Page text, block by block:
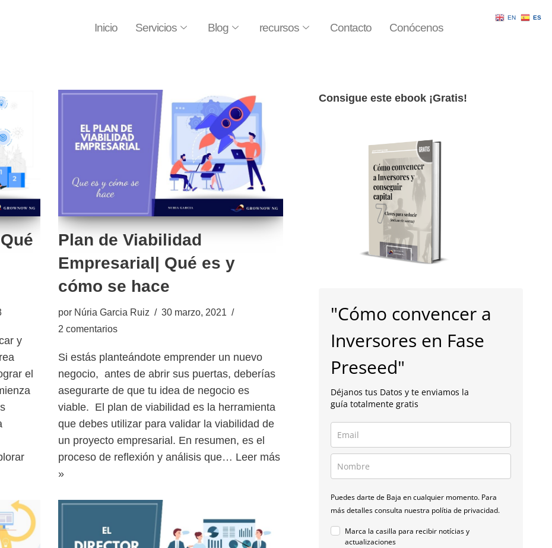
Inicio Servicios Blog recursos Contacto Conócenos
y
el
Plan de Viabilidad
Empresarial| Qué es y
cómo se hace
por Núria Garcia Ruiz
30 marzo, 2021
2 comentarios
Si estás planteándote emprender un nuevo
negocio, antes de abrir sus puertas, deberías
asegurarte de que tu idea de negocio es
viable. El plan de viabilidad es la herramienta
que debes utilizar para validar la viabilidad de
un proyecto empresarial. En resumen, es el
proceso de reflexión y análisis que… Leer más
»
Consigue este ebook ¡Gratis!
"Cómo convencer a
Inversores en Fase
Preseed"
Déjanos tus Datos y te enviamos la
guía totalmente gratis
Puedes darte de Baja en cualquier momento. Para
más detalles consulta nuestra polítia de privacidad.
Marca la casilla para recibir notícias y
actualizaciones
EN ES